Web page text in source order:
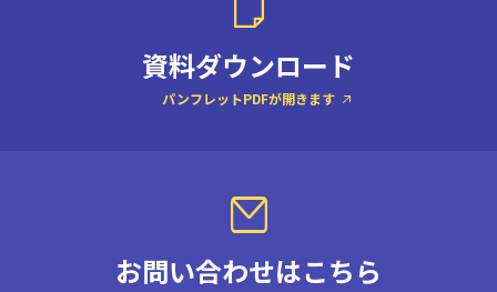
資料ダウンロード
パンフレットPDFが開きます
お問い合わせはこちら